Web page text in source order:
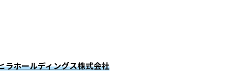
ラホールディングス株式会社